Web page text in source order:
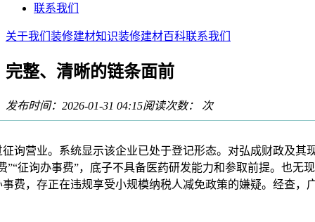
联系我们
关于我们 装修建材知识装修建材百科联系我们
完整、清晰的链条面前
发布时间：2026-01-31 04:15阅读次数： 次
营业。系统显示该企业已处于登记形态。对弘成财政及其
”“征询办事费”，底子不具备医药研发能力和参取前提。也无
费，存正在违规享受小规模纳税人减免政策的嫌疑。经查，